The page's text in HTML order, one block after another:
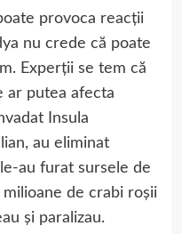
provoca reacții
nu crede că poate
Experții se tem că
ar putea afecta
Insula
au eliminat
au furat sursele de
de crabi roșii
și paralizau.